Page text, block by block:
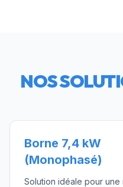
NOS
Borne 7,4 kW
(Monophasé)
Solution idéale pour une